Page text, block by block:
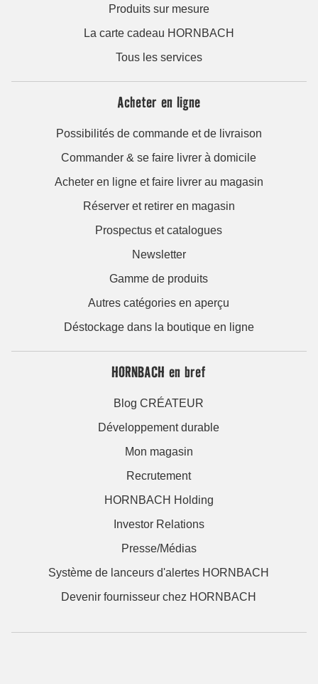
Produits sur mesure
La carte cadeau HORNBACH
Tous les services
Acheter en ligne
Possibilités de commande et de livraison
Commander & se faire livrer à domicile
Acheter en ligne et faire livrer au magasin
Réserver et retirer en magasin
Prospectus et catalogues
Newsletter
Gamme de produits
Autres catégories en aperçu
Déstockage dans la boutique en ligne
HORNBACH en bref
Blog CRÉATEUR
Développement durable
Mon magasin
Recrutement
HORNBACH Holding
Investor Relations
Presse/Médias
Système de lanceurs d'alertes HORNBACH
Devenir fournisseur chez HORNBACH